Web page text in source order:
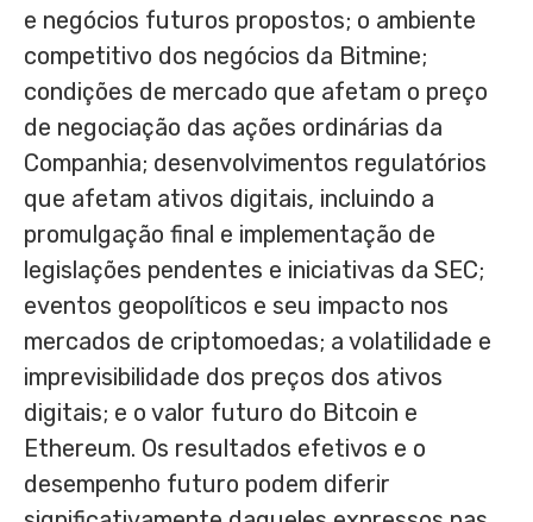
e negócios futuros propostos; o ambiente
competitivo dos negócios da Bitmine;
condições de mercado que afetam o preço
de negociação das ações ordinárias da
Companhia; desenvolvimentos regulatórios
que afetam ativos digitais, incluindo a
promulgação final e implementação de
legislações pendentes e iniciativas da SEC;
eventos geopolíticos e seu impacto nos
mercados de criptomoedas; a volatilidade e
imprevisibilidade dos preços dos ativos
digitais; e o valor futuro do Bitcoin e
Ethereum. Os resultados efetivos e o
desempenho futuro podem diferir